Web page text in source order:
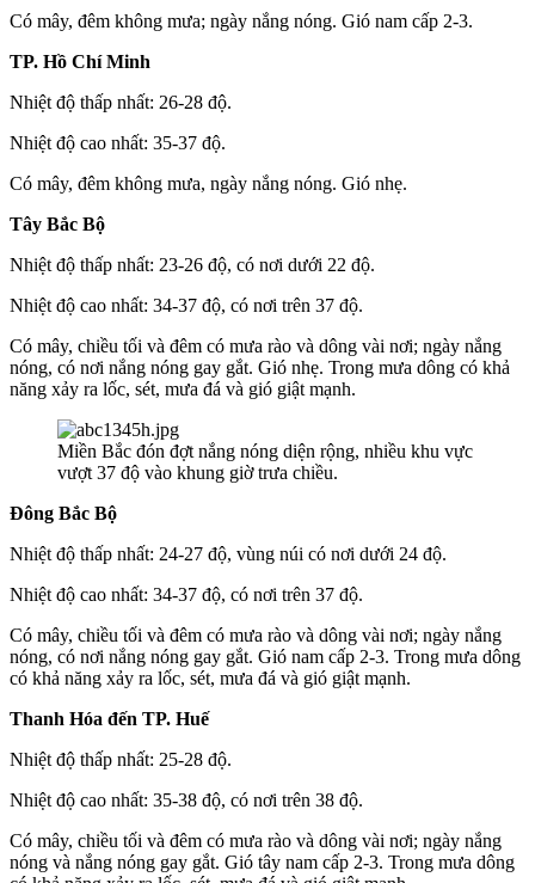
Có mây, đêm không mưa; ngày nắng nóng. Gió nam cấp 2-3.
TP. Hồ Chí Minh
Nhiệt độ thấp nhất: 26-28 độ.
Nhiệt độ cao nhất: 35-37 độ.
Có mây, đêm không mưa, ngày nắng nóng. Gió nhẹ.
Tây Bắc Bộ
Nhiệt độ thấp nhất: 23-26 độ, có nơi dưới 22 độ.
Nhiệt độ cao nhất: 34-37 độ, có nơi trên 37 độ.
Có mây, chiều tối và đêm có mưa rào và dông vài nơi; ngày nắng
nóng, có nơi nắng nóng gay gắt. Gió nhẹ. Trong mưa dông có khả
năng xảy ra lốc, sét, mưa đá và gió giật mạnh.
Miền Bắc đón đợt nắng nóng diện rộng, nhiều khu vực
vượt 37 độ vào khung giờ trưa chiều.
Đông Bắc Bộ
Nhiệt độ thấp nhất: 24-27 độ, vùng núi có nơi dưới 24 độ.
Nhiệt độ cao nhất: 34-37 độ, có nơi trên 37 độ.
Có mây, chiều tối và đêm có mưa rào và dông vài nơi; ngày nắng
nóng, có nơi nắng nóng gay gắt. Gió nam cấp 2-3. Trong mưa dông
có khả năng xảy ra lốc, sét, mưa đá và gió giật mạnh.
Thanh Hóa đến TP. Huế
Nhiệt độ thấp nhất: 25-28 độ.
Nhiệt độ cao nhất: 35-38 độ, có nơi trên 38 độ.
Có mây, chiều tối và đêm có mưa rào và dông vài nơi; ngày nắng
nóng và nắng nóng gay gắt. Gió tây nam cấp 2-3. Trong mưa dông